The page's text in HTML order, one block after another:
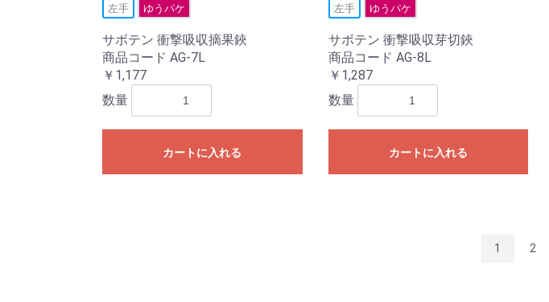
左手 ゆうパケ
サボテン 衝撃吸収摘果鋏
商品コード AG-7L
￥1,177
数量
カートに入れる
左手 ゆうパケ
サボテン 衝撃吸収芽切鋏
商品コード AG-8L
￥1,287
数量
カートに入れる
1 2